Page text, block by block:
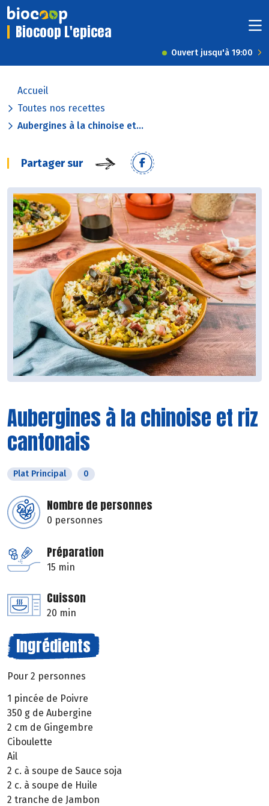
Biocoop L'epicea
Ouvert jusqu'à 19:00
Accueil
Toutes nos recettes
Aubergines à la chinoise et...
Partager sur
Aubergines à la chinoise et riz
cantonais
Plat Principal 0
Nombre de personnes
0 personnes
Préparation
15 min
Cuisson
20 min
Ingrédients
Pour 2 personnes
1 pincée de Poivre
350 g de Aubergine
2 cm de Gingembre
Ciboulette
Ail
2 c. à soupe de Sauce soja
2 c. à soupe de Huile
2 tranche de Jambon